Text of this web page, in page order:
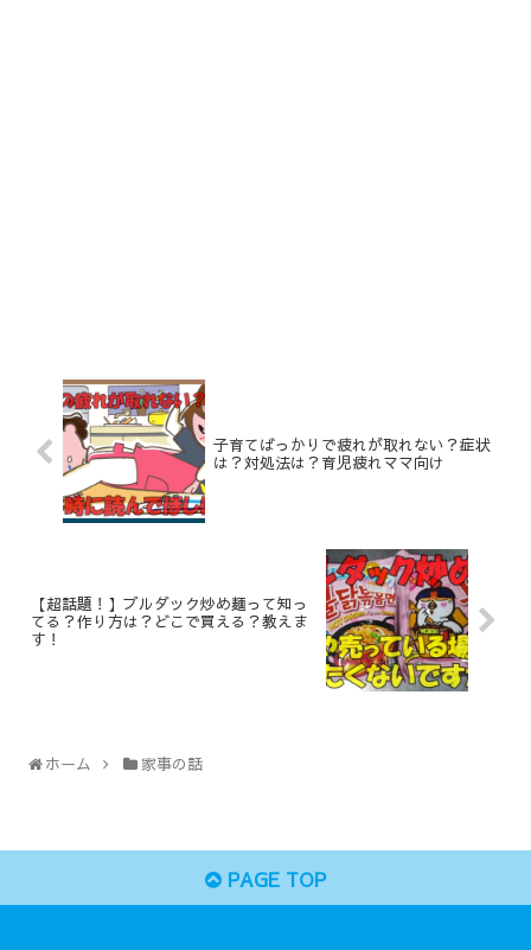
子育てばっかりで疲れが取れない？症状
は？対処法は？育児疲れママ向け
【超話題！】ブルダック炒め麺って知っ
てる？作り方は？どこで買える？教えま
す！
ホーム 家事の話
PAGE TOP